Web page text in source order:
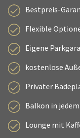
Bestpreis-
Flexible
Eigene
kostenlose
Privater
Balkon in
Lounge mit